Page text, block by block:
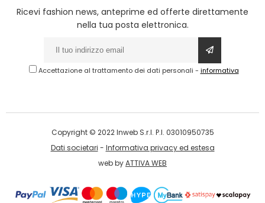
Ricevi fashion news, anteprime ed offerte direttamente
nella tua posta elettronica.
Accettazione al trattamento dei dati personali - informativa
Copyright © 2022 Inweb S.r.l. P.I. 03010950735
Dati societari - Informativa privacy ed estesa
web byATTIVA WEB